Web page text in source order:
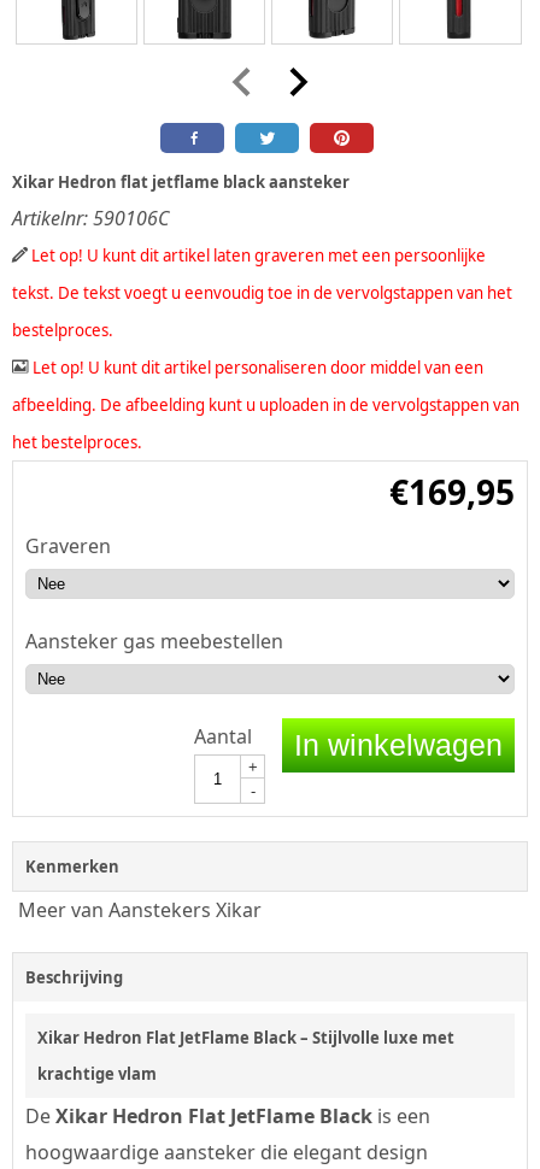
Xikar Hedron flat jetflame black aansteker
Artikelnr:590106C
Let op! U kunt dit artikel laten graveren met een persoonlijke
tekst. De tekst voegt u eenvoudig toe in de vervolgstappen van het
bestelproces.
Let op! U kunt dit artikel personaliseren door middel van een
afbeelding. De afbeelding kunt u uploaden in de vervolgstappen van
het bestelproces.
€169,95
Graveren
Aansteker gas meebestellen
Aantal
+
-
In winkelwagen
Kenmerken
Meer van Aanstekers Xikar
Beschrijving
Xikar Hedron Flat JetFlame Black – Stijlvolle luxe met
krachtige vlam
DeXikar Hedron Flat JetFlame Black is een
hoogwaardige aansteker die elegant design